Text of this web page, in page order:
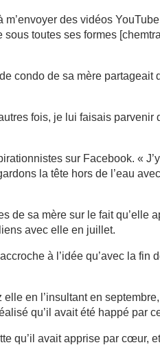
des vidéos
toutes ses formes
condo de sa mère partageait
fois, je lui faisais parvenir
sur Facebook. «
la tête hors de l’eau
de sa mère sur le fait qu’elle
avec elle en juillet.
à l’idée qu’avec la fin
en l’insultant en
qu’il avait été happé par
qu’il avait apprise par cœur,